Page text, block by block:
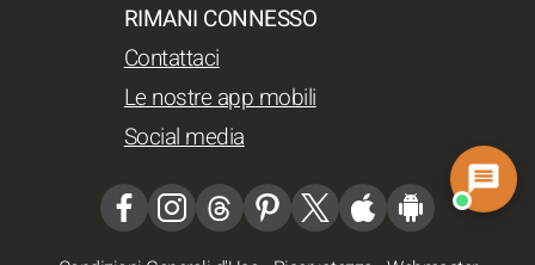
RIMANI CONNESSO
Contattaci
Le nostre app mobili
Social media